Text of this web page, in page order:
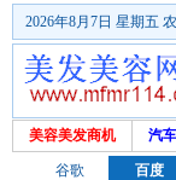
2026年8月7日 星期五
美容美发商机 汽
谷歌 百度